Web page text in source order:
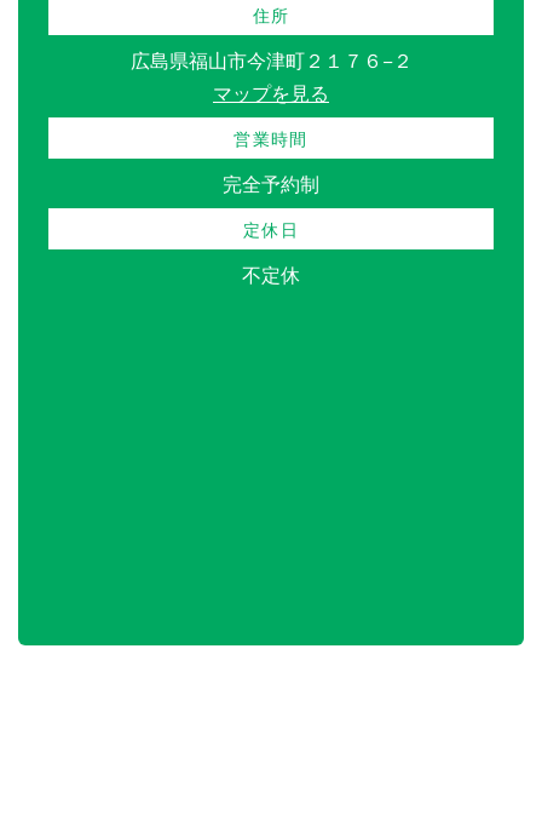
住所
広島県福山市今津町２１７６−２
マップを見る
営業時間
完全予約制
定休日
不定休